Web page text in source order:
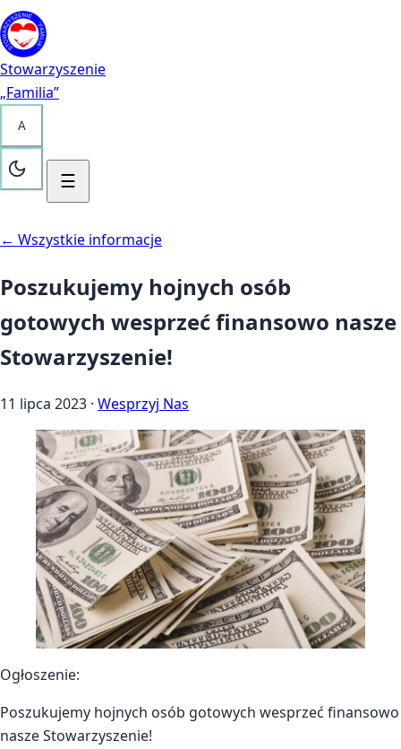
Przejdź do treści
Kontakt
Stowarzyszenie
„Familia”
A
☰
← Wszystkie informacje
Poszukujemy hojnych osób
gotowych wesprzeć finansowo nasze
Stowarzyszenie!
11 lipca 2023 · Wesprzyj Nas
Ogłoszenie:
Poszukujemy hojnych osób gotowych wesprzeć finansowo
nasze Stowarzyszenie!